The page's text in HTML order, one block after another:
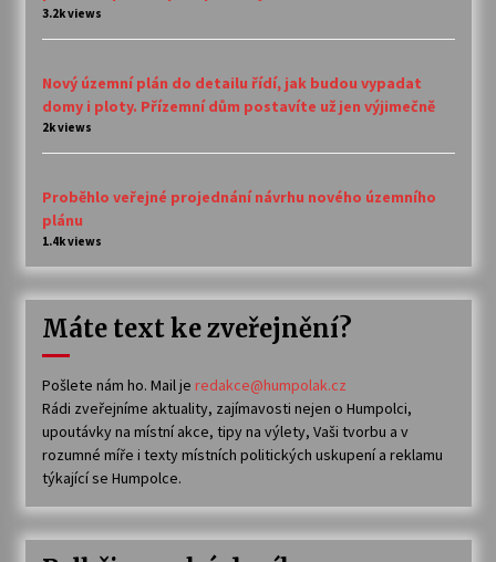
3.2k views
Nový územní plán do detailu řídí, jak budou vypadat
domy i ploty. Přízemní dům postavíte už jen výjimečně
2k views
Proběhlo veřejné projednání návrhu nového územního
plánu
1.4k views
Máte text ke zveřejnění?
Pošlete nám ho. Mail je redakce@humpolak.cz
Rádi zveřejníme aktuality, zajímavosti nejen o Humpolci,
upoutávky na místní akce, tipy na výlety, Vaši tvorbu a v
rozumné míře i texty místních politických uskupení a reklamu
týkající se Humpolce.